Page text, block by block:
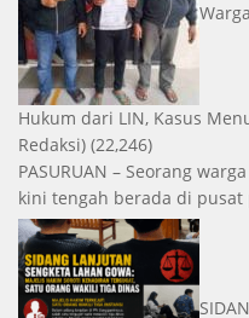
Hukum dari LIN, Kasus
Redaksi) (22,246)
PASURUAN – Seorang
kini tengah berada di